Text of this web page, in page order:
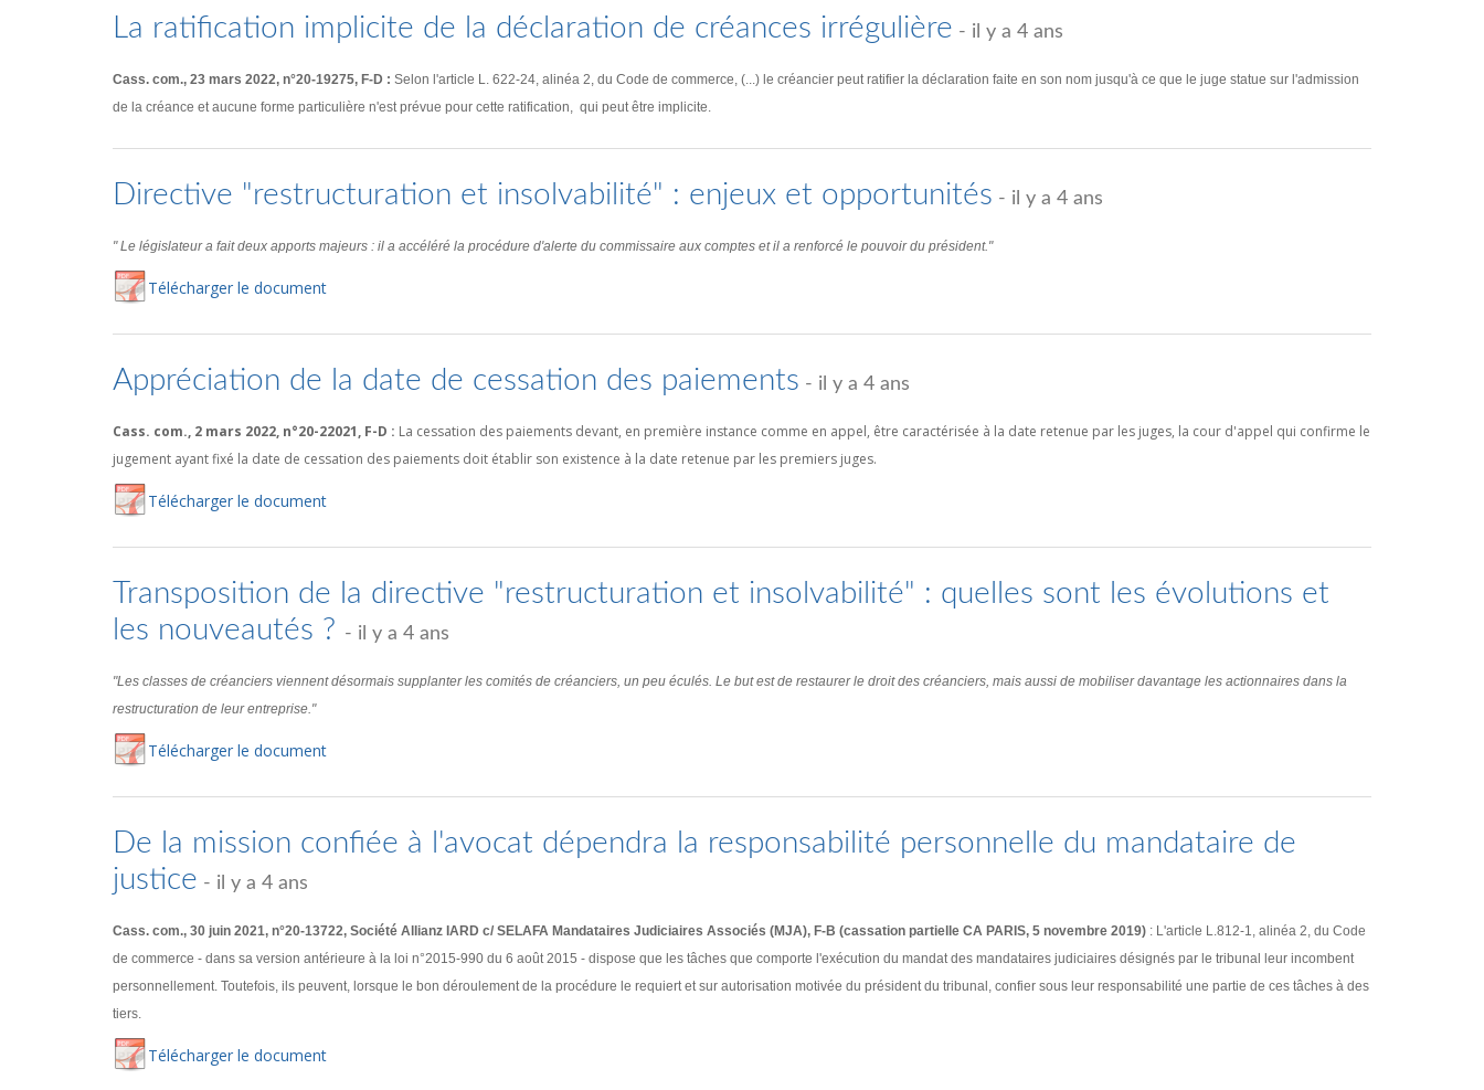
La ratification implicite de la déclaration de créances irrégulière - il y a 4 ans
Cass. com., 23 mars 2022, n°20-19275, F-D : Selon l'article L. 622-24, alinéa 2, du Code de commerce, (...) le créancier peut ratifier la déclaration faite en son nom jusqu'à ce que le juge statue sur l'admission
de la créance et aucune forme particulière n'est prévue pour cette ratification, qui peut être implicite.
Directive "restructuration et insolvabilité" : enjeux et opportunités - il y a 4 ans
" Le législateur a fait deux apports majeurs : il a accéléré la procédure d'alerte du commissaire aux comptes et il a renforcé le pouvoir du président."
Télécharger le document
Appréciation de la date de cessation des paiements - il y a 4 ans
Cass. com., 2 mars 2022, n°20-22021, F-D : La cessation des paiements devant, en première instance comme en appel, être caractérisée à la date retenue par les juges, la cour d'appel qui confirme le
jugement ayant fixé la date de cessation des paiements doit établir son existence à la date retenue par les premiers juges.
Télécharger le document
Transposition de la directive "restructuration et insolvabilité" : quelles sont les évolutions et
les nouveautés ? - il y a 4 ans
"Les classes de créanciers viennent désormais supplanter les comités de créanciers, un peu éculés. Le but est de restaurer le droit des créanciers, mais aussi de mobiliser davantage les actionnaires dans la
restructuration de leur entreprise."
Télécharger le document
De la mission confiée à l'avocat dépendra la responsabilité personnelle du mandataire de
justice - il y a 4 ans
Cass. com., 30 juin 2021, n°20-13722, Société Allianz IARD c/ SELAFA Mandataires Judiciaires Associés (MJA), F-B (cassation partielle CA PARIS, 5 novembre 2019) : L'article L.812-1, alinéa 2, du Code
de commerce - dans sa version antérieure à la loi n°2015-990 du 6 août 2015 - dispose que les tâches que comporte l'exécution du mandat des mandataires judiciaires désignés par le tribunal leur incombent
personnellement. Toutefois, ils peuvent, lorsque le bon déroulement de la procédure le requiert et sur autorisation motivée du président du tribunal, confier sous leur responsabilité une partie de ces tâches à des
tiers.
Télécharger le document